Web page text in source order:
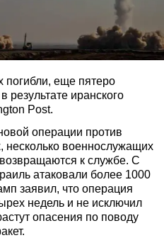
погибли, еще пятеро
результате иранского
Post.
операции против
военнослужащих
к службе. С
атаковали более 1000
заявил, что операция
недель и не исключил
опасения по поводу